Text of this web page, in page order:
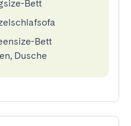
Bett
Bett
Dusche